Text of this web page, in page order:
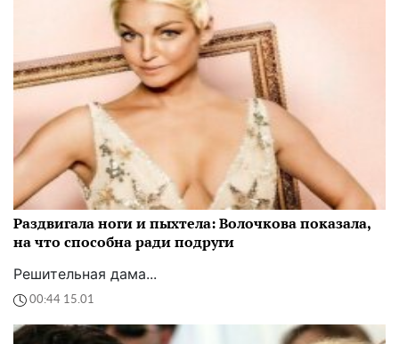
Раздвигала ноги и пыхтела: Волочкова показала,
на что способна ради подруги
Решительная дама...
00:44 15.01